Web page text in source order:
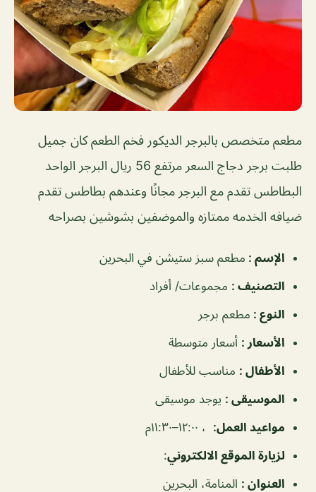
مطعم متخصص بالبرجر الديكور فخم الطعم كان جميل
طلبت برجر دجاج السعر مرتفع 56 ريال البرجر الواحد
البطاطس تقدم مع البرجر مجانًا وعندهم بطاطس تقدم
ضيافه الخدمه ممتازه والموضفين بشوشين بصراحه
الإسم : مطعم سبز ستيشن في البحرين
التصنيف : مجموعات/ أفراد
النوع : مطعم برجر
الأسعار : أسعار متوسطة
الأطفال : مناسب للأطفال
الموسيقى : يوجد موسيقى
مواعيد العمل:
، ١٢:٠٠–١١:٣٠م
لزيارة الموقع الالكتروني:
العنوان : المنامة، البحرين